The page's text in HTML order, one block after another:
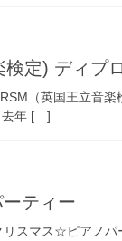
定) ディプ
（英国王立音
去年 […]
ティー
リスマス☆ピアノ